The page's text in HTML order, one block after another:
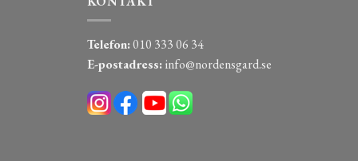
Telefon:010 333 06 34
E-postadress: info@nordensgard.se